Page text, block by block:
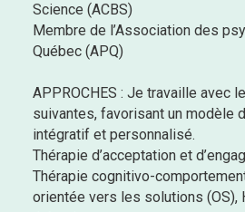
Science (ACBS)
Membre de l’Association des
Québec (APQ)
APPROCHES : Je travaille avec
suivantes, favorisant un modèle
intégratif et personnalisé.
Thérapie d’acceptation et
Thérapie cognitivo-
orientée vers les solutions (OS),